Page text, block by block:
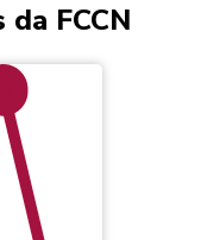
FCCN